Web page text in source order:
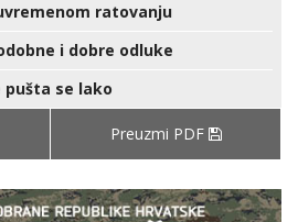
ratovanju
i dobre odluke
pušta se lako
Preuzmi PDF